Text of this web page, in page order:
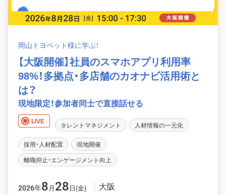
岡山トヨペット様に学ぶ！
【大阪開催】社員のスマホアプリ利用率
98%！多拠点・多店舗のカオナビ活用術と
は？
現地限定！参加者同士で直接話せる
LIVE タレントマネジメント 人材情報の一元化
採用・人材配置
現地開催
離職抑止・エンゲージメント向上
2026年8月 28日(金) 大阪